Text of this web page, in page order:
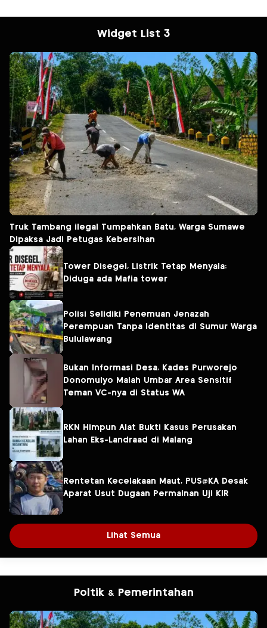
Widget List 3
Truk Tambang ilegal Tumpahkan Batu, Warga Sumawe
Dipaksa Jadi Petugas Kebersihan
Tower Disegel, Listrik Tetap Menyala:
Diduga ada Mafia tower
Polisi Selidiki Penemuan Jenazah
Perempuan Tanpa Identitas di Sumur Warga
Bululawang
Bukan Informasi Desa, Kades Purworejo
Donomulyo Malah Umbar Area Sensitif
Teman VC-nya di Status WA
RKN Himpun Alat Bukti Kasus Perusakan
Lahan Eks-Landraad di Malang
Rentetan Kecelakaan Maut, PUS@KA Desak
Aparat Usut Dugaan Permainan Uji KIR
Lihat Semua
Poltik & Pemerintahan